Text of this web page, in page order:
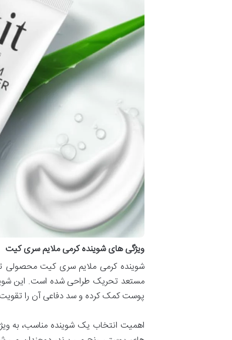
ویژگی های شوینده کرمی ملایم سری کیت
شوینده کرمی ملایم سری کیت
مستعد تحریک طراحی شده است. این
پوست کمک کرده و سد دفاعی آن را
اهمیت انتخاب یک شوینده مناسب، به